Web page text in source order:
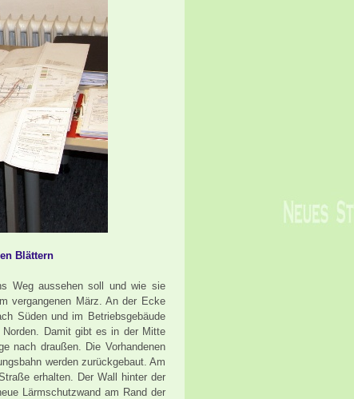
Blättern
Weg aussehen soll und wie sie
vergangenen März. An der Ecke
Süden und im Betriebsgebäude
Norden. Damit gibt es in der Mitte
nach draußen. Die Vorhandenen
werden zurückgebaut. Am
erhalten. Der Wall hinter der
Lärmschutzwand am Rand der